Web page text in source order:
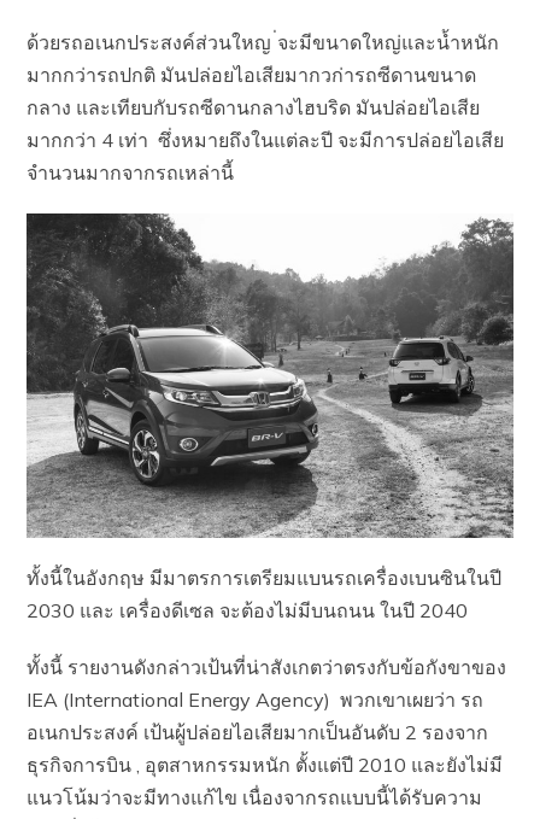
ด้วยรถอเนกประสงค์ส่วนใหญ ่จะมีขนาดใหญ่และน้ำหนัก
มากกว่ารถปกติ มันปล่อยไอเสียมากวก่ารถซีดานขนาด
กลาง และเทียบกับรถซีดานกลางไฮบริด มันปล่อยไอเสีย
มากกว่า 4 เท่า ซึ่งหมายถึงในแต่ละปี จะมีการปล่อยไอเสีย
จำนวนมากจากรถเหล่านี้
ทั้งนี้ในอังกฤษ มีมาตรการเตรียมแบนรถเครื่องเบนซินในปี
2030 และ เครื่องดีเซล จะต้องไม่มีบนถนน ในปี 2040
ทั้งนี้ รายงานดังกล่าวเป้นที่น่าสังเกตว่าตรงกับข้อกังขาของ
IEA (International Energy Agency) พวกเขาเผยว่า รถ
อเนกประสงค์ เป้นผู้ปล่อยไอเสียมากเป็นอันดับ 2 รองจาก
ธุรกิจการบิน , อุตสาหกรรมหนัก ตั้งแต่ปี 2010 และยังไม่มี
แนวโน้มว่าจะมีทางแก้ไข เนื่องจากรถแบบนี้ได้รับความ